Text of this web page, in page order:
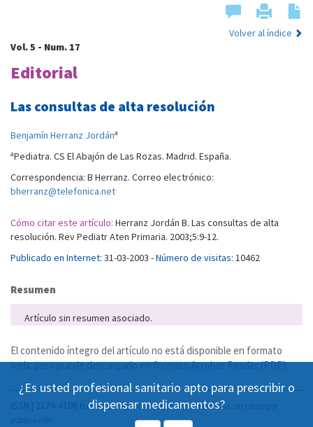
Volver al índice
Vol. 5 - Num. 17
Editorial
Las consultas de alta resolución
Benjamín Herranz Jordána
aPediatra. CS El Abajón de Las Rozas. Madrid. España.
Correspondencia: B Herranz. Correo electrónico:
bherranz@telefonica.net
Cómo citar este artículo: Herranz Jordán B. Las consultas de alta
resolución. Rev Pediatr Aten Primaria. 2003;5:9-12.
Publicado en Internet: 31-03-2003 -Número de visitas: 10462
Resumen
Artículo sin resumen asociado.
El contenido íntegro del artículo no está disponible en formato
web, pero puede descargarlo en formatoAcrobat Reader (PDF).
¿Es usted profesional sanitario apto para prescribir o
dispensar medicamentos?
Publicación Open Acess, incluida en DOAJ, sin cargo por